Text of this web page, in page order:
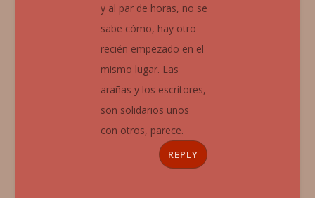
y al par de horas, no se
sabe cómo, hay otro
recién empezado en el
mismo lugar. Las
arañas y los escritores,
son solidarios unos
con otros, parece.
REPLY